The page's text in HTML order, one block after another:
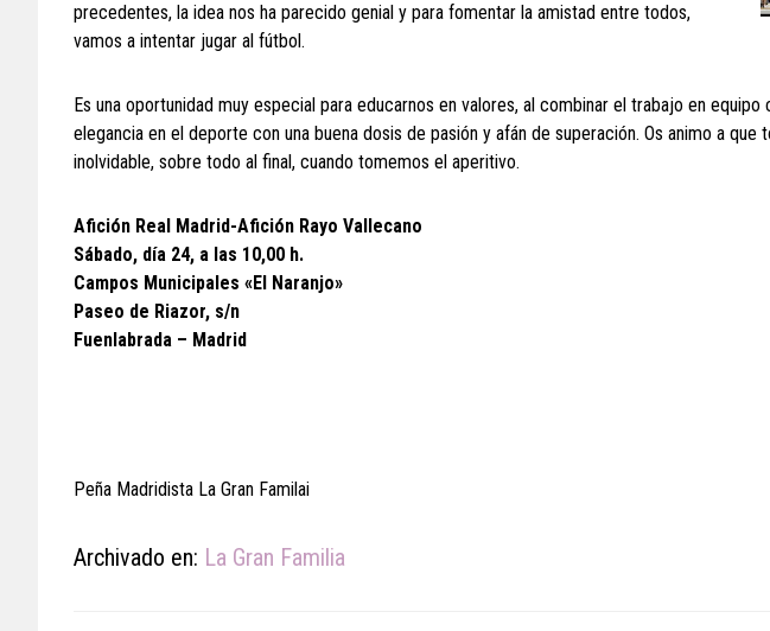
precedentes, la idea nos ha parecido genial y para fomentar la amistad entre todos,
vamos a intentar jugar al fútbol.
Es una oportunidad muy especial para educarnos en valores, al combinar el trabajo en
elegancia en el deporte con una buena dosis de pasión y afán de superación. Os animo a
inolvidable, sobre todo al final, cuando tomemos el aperitivo.
Afición Real Madrid-Afición Rayo Vallecano
Sábado, día 24, a las 10,00 h.
Campos Municipales «El Naranjo»
Paseo de Riazor, s/n
Fuenlabrada – Madrid
Peña Madridista La Gran Familai
Archivado en: La Gran Familia